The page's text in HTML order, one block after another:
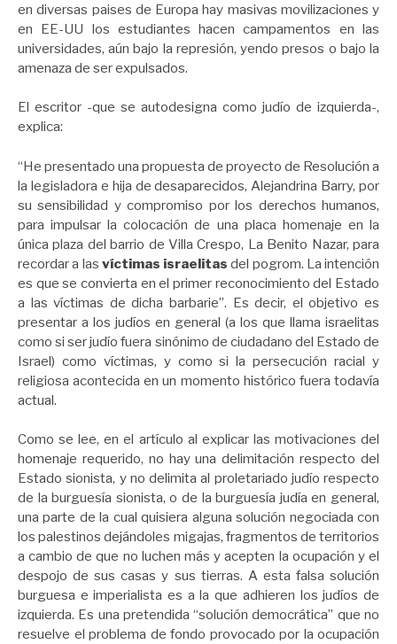
en diversas paises de Europa hay masivas movilizaciones y
en EE-UU los estudiantes hacen campamentos en las
universidades, aún bajo la represión, yendo presos o bajo la
amenaza de ser expulsados.
El escritor -que se autodesigna como judío de izquierda-,
explica:
“He presentado una propuesta de proyecto de Resolución a
la legisladora e hija de desaparecidos, Alejandrina Barry, por
su sensibilidad y compromiso por los derechos humanos,
para impulsar la colocación de una placa homenaje en la
única plaza del barrio de Villa Crespo, La Benito Nazar, para
recordar a las víctimas israelitas del pogrom. La intención
es que se convierta en el primer reconocimiento del Estado
a las víctimas de dicha barbarie”. Es decir, el objetivo es
presentar a los judíos en general (a los que llama israelitas
como si ser judío fuera sinónimo de ciudadano del Estado de
Israel) como víctimas, y como si la persecución racial y
religiosa acontecida en un momento histórico fuera todavía
actual.
Como se lee, en el artículo al explicar las motivaciones del
homenaje requerido, no hay una delimitación respecto del
Estado sionista, y no delimita al proletariado judío respecto
de la burguesía sionista, o de la burguesía judía en general,
una parte de la cual quisiera alguna solución negociada con
los palestinos dejándoles migajas, fragmentos de territorios
a cambio de que no luchen más y acepten la ocupación y el
despojo de sus casas y sus tierras. A esta falsa solución
burguesa e imperialista es a la que adhieren los judíos de
izquierda. Es una pretendida “solución democrática” que no
resuelve el problema de fondo provocado por la ocupación